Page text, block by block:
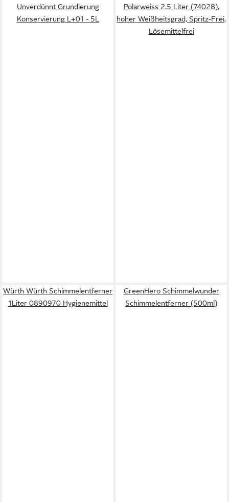
Unverdünnt Grundierung
Konservierung L+01 - 5L
Polarweiss 2.5 Liter (74028),
hoher Weißheitsgrad, Spritz-Frei,
Lösemittelfrei
Würth Würth Schimmelentferner
1Liter 0890970 Hygienemittel
GreenHero Schimmelwunder
Schimmelentferner (500ml)